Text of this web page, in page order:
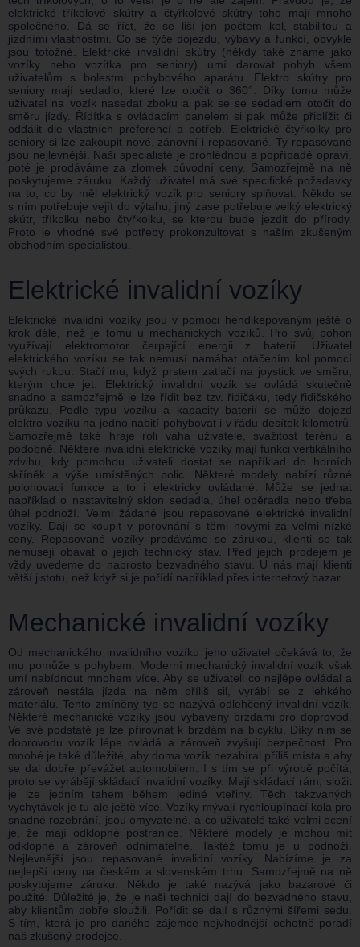
elektrické tříkolové skútry a čtyřkolové skútry toho mají mnoho
společného. Dá se říct, že se liší jen počtem kol, stabilitou a
jízdními vlastnostmi. Co se týče dojezdu, výbavy a funkcí, obvykle
jsou totožné. Elektrické invalidní skútry (někdy také známe jako
vozíky nebo vozítka pro seniory) umí darovat pohyb všem
uživatelům s bolestmi pohybového aparátu. Elektro skútry pro
seniory mají sedadlo, které lze otočit o 360°. Díky tomu může
uživatel na vozík nasedat zboku a pak se se sedadlem otočit do
směru jízdy. Řídítka s ovládacím panelem si pak může přiblížit či
oddálit dle vlastních preferencí a potřeb. Elektrické čtyřkolky pro
seniory si lze zakoupit nové, zánovní i repasované. Ty repasované
jsou nejlevnější. Naši specialisté je prohlédnou a popřípadě opraví,
poté je prodáváme za zlomek původní ceny. Samozřejmě na ně
poskytujeme záruku. Každý uživatel má své specifické požadavky
na to, co by měl elektrický vozík pro seniory splňovat. Někdo se
s ním potřebuje vejít do výtahu, jiný zase potřebuje velký elektrický
skútr, tříkolku nebo čtyřkolku, se kterou bude jezdit do přírody.
Proto je vhodné své potřeby prokonzultovat s naším zkušeným
obchodním specialistou.
Elektrické invalidní vozíky
Elektrické invalidní vozíky jsou v pomoci hendikepovaným ještě o
krok dále, než je tomu u mechanických vozíků. Pro svůj pohon
využívají elektromotor čerpající energii z baterií. Uživatel
elektrického vozíku se tak nemusí namáhat otáčením kol pomocí
svých rukou. Stačí mu, když prstem zatlačí na joystick ve směru,
kterým chce jet. Elektrický invalidní vozík se ovládá skutečně
snadno a samozřejmě je lze řídit bez tzv. řidičáku, tedy řidičského
průkazu. Podle typu vozíku a kapacity baterií se může dojezd
elektro vozíku na jedno nabití pohybovat i v řádu desítek kilometrů.
Samozřejmě také hraje roli váha uživatele, svažitost terénu a
podobně. Některé invalidní elektrické vozíky mají funkci vertikálního
zdvihu, kdy pomohou uživateli dostat se například do horních
skříněk a výše umístěných polic. Některé modely nabízí různé
polohovací funkce a to i elektricky ovládané. Může se jednat
například o nastavitelný sklon sedadla, úhel opěradla nebo třeba
úhel podnoží. Velmi žádané jsou repasované elektrické invalidní
vozíky. Dají se koupit v porovnání s těmi novými za velmi nízké
ceny. Repasované vozíky prodáváme se zárukou, klienti se tak
nemusejí obávat o jejich technický stav. Před jejich prodejem je
vždy uvedeme do naprosto bezvadného stavu. U nás mají klienti
větší jistotu, než když si je pořídí například přes internetový bazar.
Mechanické invalidní vozíky
Od mechanického invalidního vozíku jeho uživatel očekává to, že
mu pomůže s pohybem. Moderní mechanický invalidní vozík však
umí nabídnout mnohem více. Aby se uživateli co nejlépe ovládal a
zároveň nestála jízda na něm příliš sil, vyrábí se z lehkého
materiálu. Tento zmíněný typ se nazývá odlehčený invalidní vozík.
Některé mechanické vozíky jsou vybaveny brzdami pro doprovod.
Ve své podstatě je lze přirovnat k brzdám na bicyklu. Díky nim se
doprovodu vozík lépe ovládá a zároveň zvyšují bezpečnost. Pro
mnohé je také důležité, aby doma vozík nezabíral příliš místa a aby
se dal dobře převážet automobilem. I s tím se při výrobě počítá,
proto se vyrábějí skládací invalidní vozíky. Mají skládací rám, složit
je lze jedním tahem během jediné vteřiny. Těch takzvaných
vychytávek je tu ale ještě více. Vozíky mývají rychloupínací kola pro
snadné rozebrání, jsou omyvatelné, a co uživatelé také velmi ocení
je, že mají odklopné postranice. Některé modely je mohou mít
odklopné a zároveň odnímatelné. Taktéž tomu je u podnoží.
Nejlevnější jsou repasované invalidní vozíky. Nabízíme je za
nejlepší ceny na českém a slovenském trhu. Samozřejmě na ně
poskytujeme záruku. Někdo je také nazývá jako bazarové či
použité. Důležité je, že je naši technici dají do bezvadného stavu,
aby klientům dobře sloužili. Pořídit se dají s různými šířemi sedu.
S tím, která je pro daného zájemce nejvhodnější ochotně poradí
náš zkušený prodejce.